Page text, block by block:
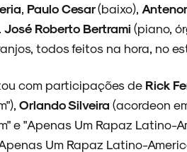
Paulo Cesar(baixo),
José Roberto Bertrami (piano,
todos feitos na hora, no
com participações de Rick
Orlando Silveira (acordeon
e "Apenas Um Rapaz Latino-
Um Rapaz Latino-